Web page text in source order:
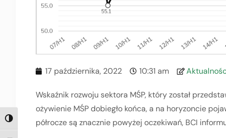
TOGGLE HIGH CONTRAST
17 października, 2022 10:31 am
Wskaźnik rozwoju sektora MŚP, który został
ożywienie MŚP dobiegło końca, a na horyzoncie
półrocze są znacznie powyżej oczekiwań, BCI